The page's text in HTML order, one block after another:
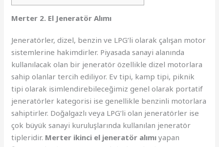
Merter 2. El Jeneratör Alımı
Jeneratörler, dizel, benzin ve LPG’li olarak çalışan motor
sistemlerine hakimdirler. Piyasada sanayi alanında
kullanılacak olan bir jeneratör özellikle dizel motorlara
sahip olanlar tercih ediliyor. Ev tipi, kamp tipi, piknik
tipi olarak isimlendirebileceğimiz genel olarak portatif
jeneratörler kategorisi ise genellikle benzinli motorlara
sahiptirler. Doğalgazlı veya LPG’li olan jeneratörler ise
çok büyük sanayi kuruluşlarında kullanılan jeneratör
tipleridir. Merter ikinci el jeneratör alımı yapan